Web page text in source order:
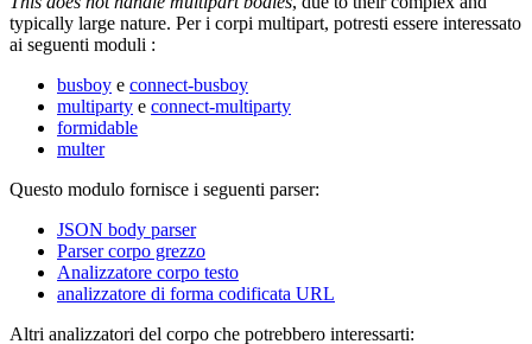
typically large nature. Per i corpi multipart, potresti essere interessato
ai seguenti moduli :
busboy e connect-busboy
multiparty e connect-multiparty
formidable
multer
Questo modulo fornisce i seguenti parser:
JSON body parser
Parser corpo grezzo
Analizzatore corpo testo
analizzatore di forma codificata URL
Altri analizzatori del corpo che potrebbero interessarti: